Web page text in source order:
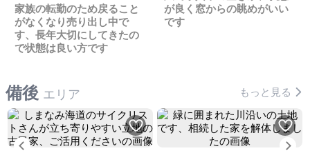
家族の転勤のため戻ること
がなくなり売り出し中で
す、長年大切にしてきたの
で状態は良い方です
が良く窓からの眺めがいい
です
備後 エリア もっと見る
Previous